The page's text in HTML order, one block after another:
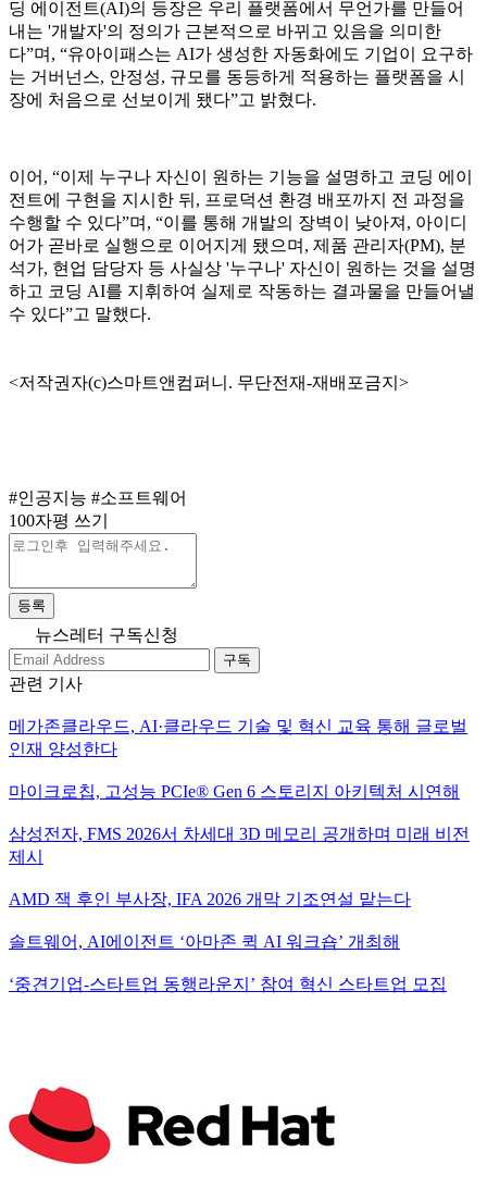
딩 에이전트(AI)의 등장은 우리 플랫폼에서 무언가를 만들어
내는 '개발자'의 정의가 근본적으로 바뀌고 있음을 의미한
다”며, “유아이패스는 AI가 생성한 자동화에도 기업이 요구하
는 거버넌스, 안정성, 규모를 동등하게 적용하는 플랫폼을 시
장에 처음으로 선보이게 됐다”고 밝혔다.
이어, “이제 누구나 자신이 원하는 기능을 설명하고 코딩 에이
전트에 구현을 지시한 뒤, 프로덕션 환경 배포까지 전 과정을
수행할 수 있다”며, “이를 통해 개발의 장벽이 낮아져, 아이디
어가 곧바로 실행으로 이어지게 됐으며, 제품 관리자(PM), 분
석가, 현업 담당자 등 사실상 '누구나' 자신이 원하는 것을 설명
하고 코딩 AI를 지휘하여 실제로 작동하는 결과물을 만들어낼
수 있다”고 말했다.
<저작권자(c)스마트앤컴퍼니. 무단전재-재배포금지>
#인공지능 #소프트웨어
100자평 쓰기
등록
뉴스레터 구독신청
구독
관련 기사
메가존클라우드, AI·클라우드 기술 및 혁신 교육 통해 글로벌
인재 양성한다
마이크로칩, 고성능 PCIe® Gen 6 스토리지 아키텍처 시연해
삼성전자, FMS 2026서 차세대 3D 메모리 공개하며 미래 비전
제시
AMD 잭 후인 부사장, IFA 2026 개막 기조연설 맡는다
솔트웨어, AI에이전트 ‘아마존 퀵 AI 워크숍’ 개최해
‘중견기업-스타트업 동행라운지’ 참여 혁신 스타트업 모집